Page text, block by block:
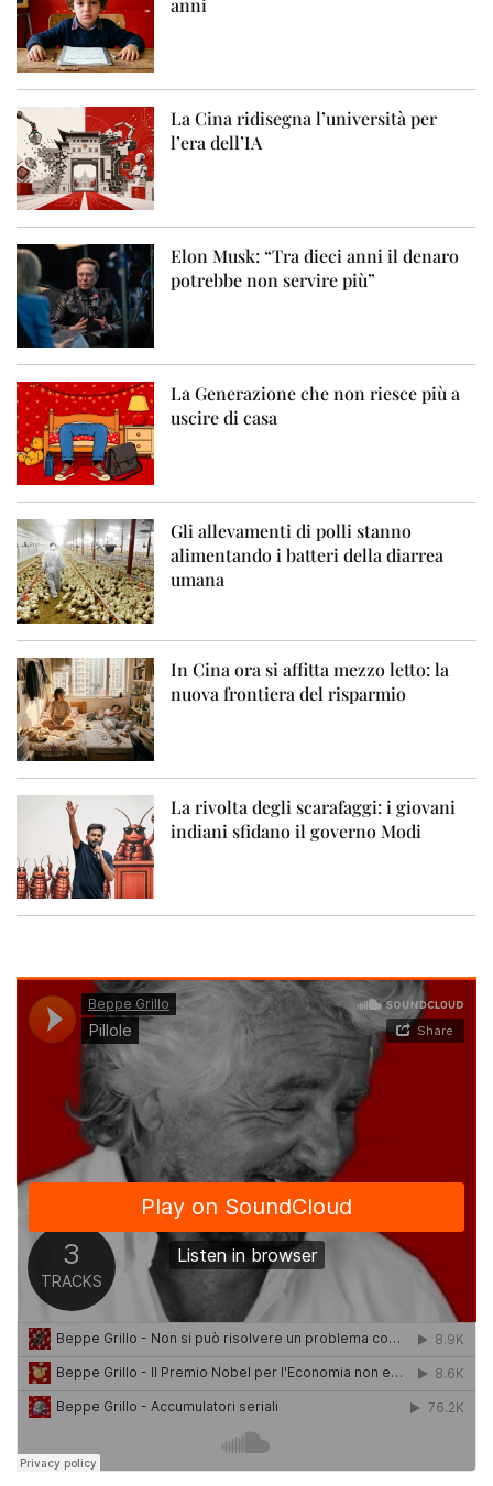
anni
La Cina ridisegna l’università per
l’era dell’IA
Elon Musk: “Tra dieci anni il denaro
potrebbe non servire più”
La Generazione che non riesce più a
uscire di casa
Gli allevamenti di polli stanno
alimentando i batteri della diarrea
umana
In Cina ora si affitta mezzo letto: la
nuova frontiera del risparmio
La rivolta degli scarafaggi: i giovani
indiani sfidano il governo Modi